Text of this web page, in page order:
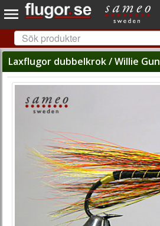
Laxflugor dubbelkrok / Willie Gun